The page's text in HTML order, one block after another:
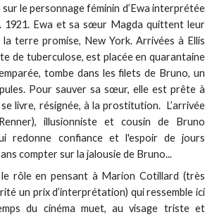
le personnage féminin d’Ewa interprétée
1921. Ewa et sa sœur Magda quittent leur
terre promise, New York. Arrivées à Ellis
de tuberculose, est placée en quarantaine
tombe dans les filets de Bruno, un
Pour sauver sa sœur, elle est prête à
livre, résignée, à la prostitution. L’arrivée
illusionniste et cousin de Bruno
redonne confiance et l'espoir de jours
compter sur la jalousie de Bruno...
rôle en pensant à Marion Cotillard (très
un prix d’interprétation) qui ressemble ici
du cinéma muet, au visage triste et